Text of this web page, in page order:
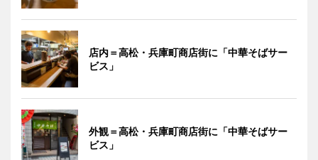
店内＝高松・兵庫町商店街に「中華そばサー
ビス」
外観＝高松・兵庫町商店街に「中華そばサー
ビス」